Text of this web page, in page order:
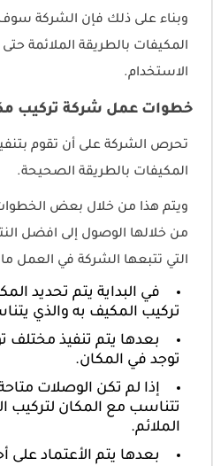
وبناء على ذلك فإن الشركة
المكيفات بالطريقة الملائمة
الاستخدام.
خطوات عمل شركة تركيب
تحرص الشركة على أن تقوم
المكيفات بالطريقة الصحيحة.
ويتم هذا من خلال بعض
من خلالها الوصول إلى افضل
التي تتبعها الشركة في العمل ما
في البداية يتم تحديد
تركيب المكيف به والذي
بعدها يتم تنفيذ مختلف
توجد في المكان.
إذا لم تكن الوصلات
تتناسب مع المكان لتركيب
الملائم.
بعدها يتم الأعتماد على